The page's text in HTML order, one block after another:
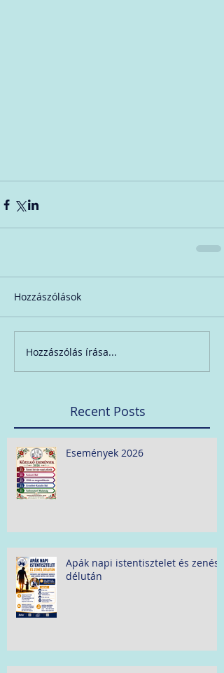
Hozzászólások
Hozzászólás írása...
Recent Posts
Események 2026
Apák napi istentisztelet és zenés
délután